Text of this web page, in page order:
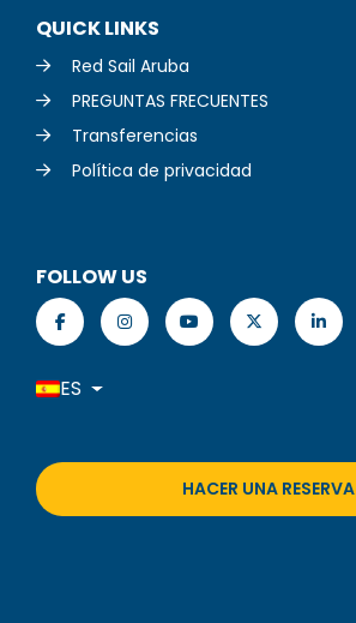
QUICK LINKS
Red Sail Aruba
PREGUNTAS FRECUENTES
Transferencias
Política de privacidad
FOLLOW US
ES
HACER UNA RESERVA